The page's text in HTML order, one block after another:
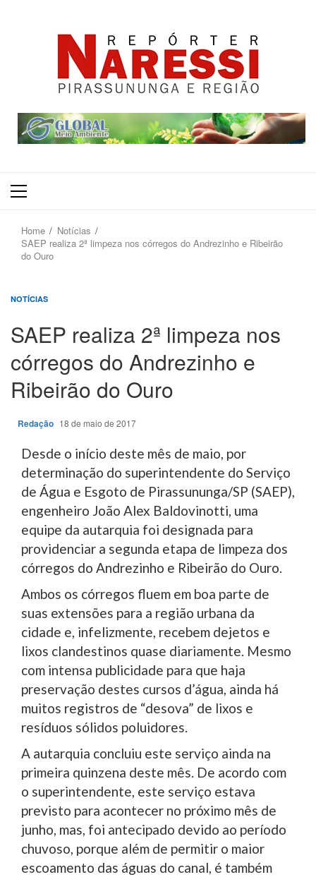
Primary
Home
Notícias
SAEP realiza 2ª limpeza nos córregos do Andrezinho e Ribeirão
do Ouro
NOTÍCIAS
SAEP realiza 2ª limpeza nos
córregos do Andrezinho e
Ribeirão do Ouro
Redação 18 de maio de 2017
Desde o início deste mês de maio, por
determinação do superintendente do Serviço
de Água e Esgoto de Pirassununga/SP (SAEP),
engenheiro João Alex Baldovinotti, uma
equipe da autarquia foi designada para
providenciar a segunda etapa de limpeza dos
córregos do Andrezinho e Ribeirão do Ouro.
Ambos os córregos fluem em boa parte de
suas extensões para a região urbana da
cidade e, infelizmente, recebem dejetos e
lixos clandestinos quase diariamente. Mesmo
com intensa publicidade para que haja
preservação destes cursos d’água, ainda há
muitos registros de “desova” de lixos e
resíduos sólidos poluidores.
A autarquia concluiu este serviço ainda na
primeira quinzena deste mês. De acordo com
o superintendente, este serviço estava
previsto para acontecer no próximo mês de
junho, mas, foi antecipado devido ao período
chuvoso, porque além de permitir o maior
escoamento das águas do canal, é também